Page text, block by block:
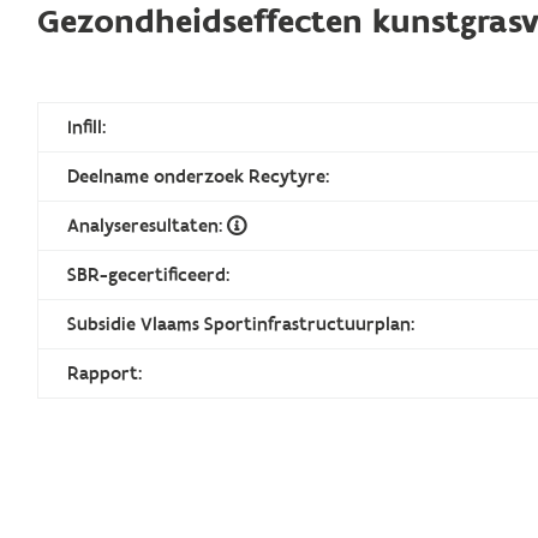
Gezondheidseffecten
Infill:
Deelname onderzoek Recytyre:
Analyseresultaten:
SBR-gecertificeerd:
Subsidie Vlaams Sportinfrastructuurplan:
Rapport: